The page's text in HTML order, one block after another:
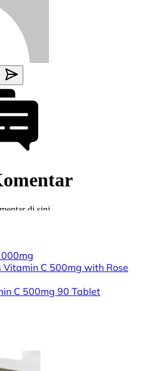
Vitamin C 500mg with Rose
C 500mg 90 Tablet